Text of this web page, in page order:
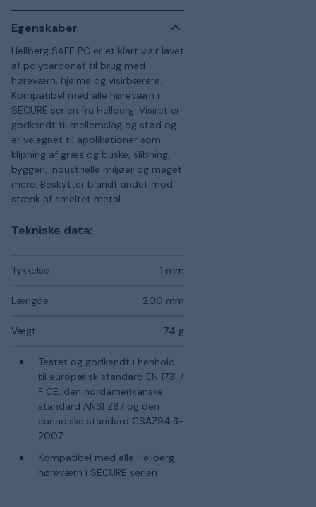
Egenskaber
Hellberg SAFE PC er et klart visir lavet
af polycarbonat til brug med
høreværn, hjelme og visirbærere.
Kompatibel med alle høreværn i
SECURE serien fra Hellberg. Visiret er
godkendt til mellemslag og stød og
er velegnet til applikationer som
klipning af græs og buske, slibning,
byggeri, industrielle miljøer og meget
mere. Beskytter blandt andet mod
stænk af smeltet metal.
Tekniske data:
Tykkelse 1 mm
Længde 200 mm
Vægt 74 g
Testet og godkendt i henhold
til europæisk standard EN 1731 /
F CE, den nordamerikanske
standard ANSI Z87 og den
canadiske standard CSAZ94.3-
2007
Kompatibel med alle Hellberg
høreværn i SECURE serien